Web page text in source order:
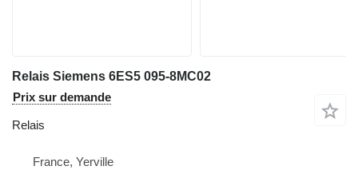
Relais Siemens 6ES5 095-8MC02
Prix sur demande
Relais
France, Yerville